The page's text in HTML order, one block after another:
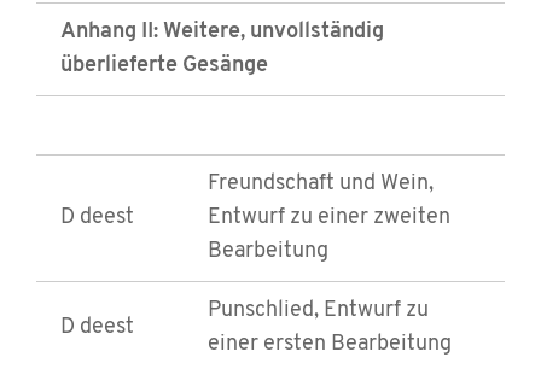
Anhang II: Weitere, unvollständig
überlieferte Gesänge
D deest
Freundschaft und Wein,
Entwurf zu einer zweiten
Bearbeitung
D deest
Punschlied, Entwurf zu
einer ersten Bearbeitung